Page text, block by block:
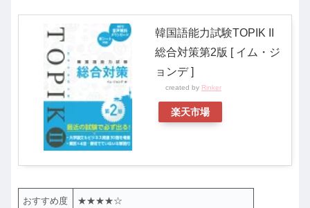
韓国語能力試験TOPIK II
総合対策第2版 [ イム・ジ
ョンデ ]
created by Rinker
楽天市場
おすすめ度 ★★★★☆